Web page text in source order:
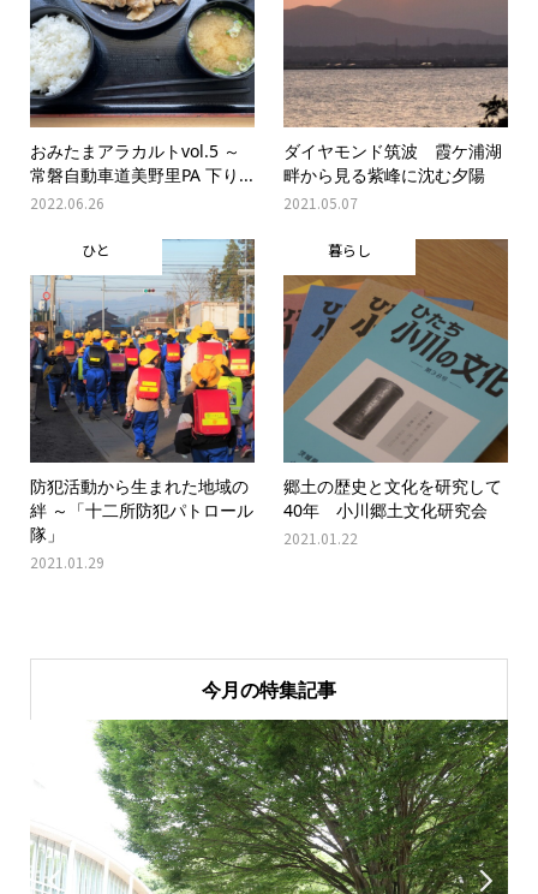
おみたまアラカルトvol.5 ～
常磐自動車道美野里PA 下り...
2022.06.26
ダイヤモンド筑波 霞ケ浦湖
畔から見る紫峰に沈む夕陽
2021.05.07
ひと
防犯活動から生まれた地域の
絆 ～「十二所防犯パトロール
隊」
2021.01.29
暮らし
郷土の歴史と文化を研究して
40年 小川郷土文化研究会
2021.01.22
今月の特集記事
 